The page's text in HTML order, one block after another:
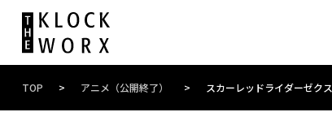
TOP > アニメ（公開終了） > スカーレッドライダーゼクス